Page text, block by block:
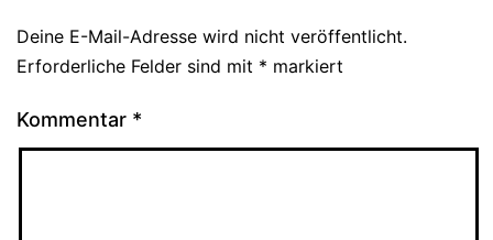
Deine E-Mail-Adresse wird nicht veröffentlicht.
Erforderliche Felder sind mit * markiert
Kommentar *